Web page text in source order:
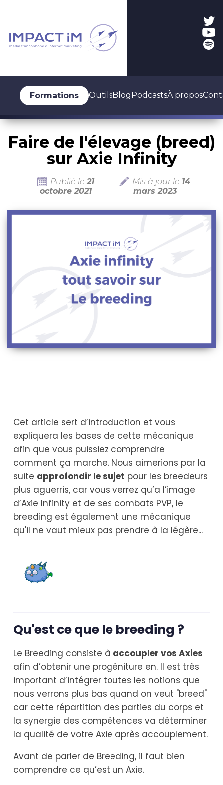
Formations OutilsBlogPodcastsÀ propos
Faire de l'élevage (breed)
sur Axie Infinity
Publié le21
octobre 2021
Mis à jour le 14
mars 2023
Cet article sert d’introduction et vous
expliquera les bases de cette mécanique
afin que vous puissiez comprendre
comment ça marche. Nous aimerions par la
suite approfondir le sujet pour les breedeurs
plus aguerris, car vous verrez qu’a l’image
d’Axie Infinity et de ses combats PVP, le
breeding est également une mécanique
qu'il ne vaut mieux pas prendre à la légère...
Qu'est ce que le breeding ?
Le Breeding consiste à accoupler vos Axies
afin d’obtenir une progéniture en. Il est très
important d’intégrer toutes les notions que
nous verrons plus bas quand on veut "breed"
car cette répartition des parties du corps et
la synergie des compétences va déterminer
la qualité de votre Axie après accouplement.
Avant de parler de Breeding, il faut bien
comprendre ce qu’est un Axie.